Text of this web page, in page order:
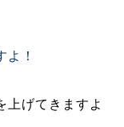
よ！
上げてきますよ